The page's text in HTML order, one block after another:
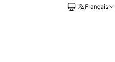
Français